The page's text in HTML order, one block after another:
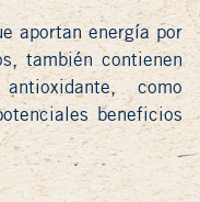
aportan energía por
también contienen
como
beneficios